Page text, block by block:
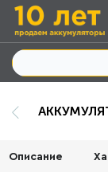
Описание